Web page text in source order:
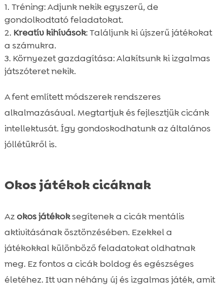
Tréning: Adjunk nekik egyszerű, de
gondolkodtató feladatokat.
Kreatív kihívások: Találjunk ki újszerű játékokat
a számukra.
Környezet gazdagítása: Alakítsunk ki izgalmas
játszóteret nekik.
A fent említett módszerek rendszeres
alkalmazásával. Megtartjuk és fejlesztjük cicánk
intellektusát. Így gondoskodhatunk az általános
jóllétükről is.
Okos játékok cicáknak
Azokos játékoksegítenek a cicák mentális
aktivitásának ösztönzésében. Ezekkel a
játékokkal különböző feladatokat oldhatnak
meg. Ez fontos a cicák boldog és egészséges
életéhez. Itt van néhány új és izgalmas játék, amit